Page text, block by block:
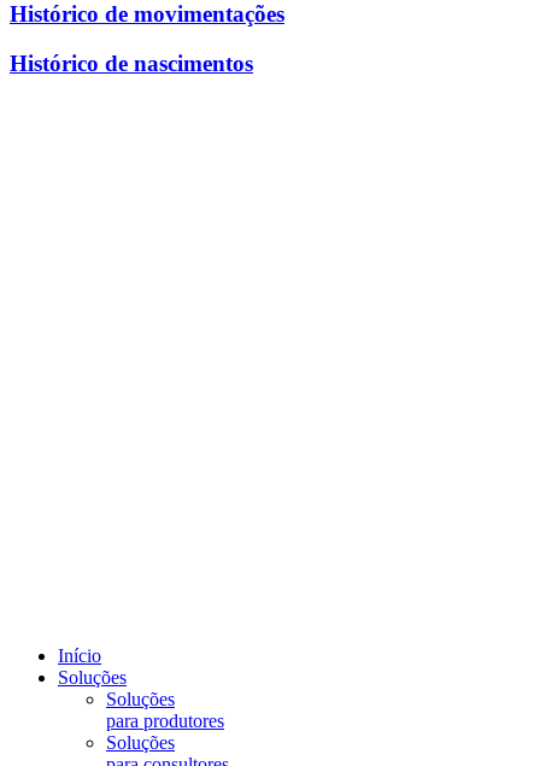
Histórico de movimentações
Histórico de nascimentos
Início
Soluções
Soluções
para produtores
Soluções